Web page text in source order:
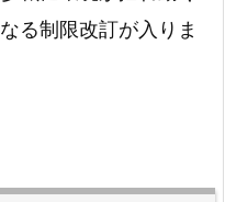
る制限改訂が入りま